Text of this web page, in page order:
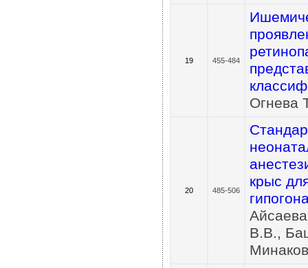
19 455-484
Огнева
20 485-506
крыс
В.В.,